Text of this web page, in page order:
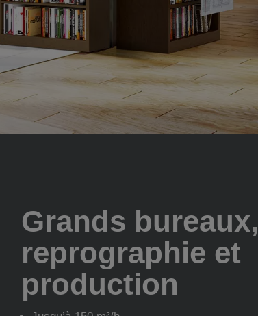
Grands bureaux,
reprographie et
production